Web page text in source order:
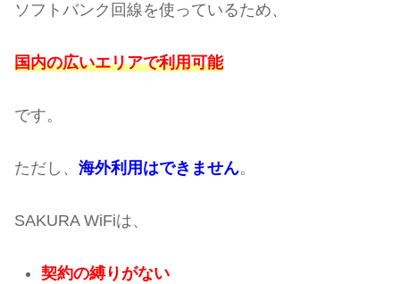
ソフトバンク回線を使っているため、
国内の広いエリアで利用可能
です。
ただし、 海外利用はできません。
SAKURA WiFiは、
契約の縛りがない